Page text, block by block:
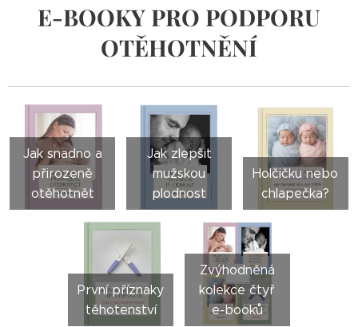
E-BOOKY PRO PODPORU
OTĚHOTNĚNÍ
Jak snadno a
přirozeně
otěhotnět
Jak zlepšit
mužskou
plodnost
Holčičku nebo
chlapečka?
První příznaky
těhotenství
Zvýhodněná
kolekce čtyř
e-booků